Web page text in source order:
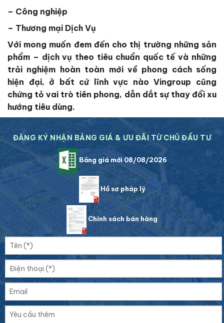
– Công nghiệp
– Thương mại Dịch Vụ
Với mong muốn đem đến cho thị trường những sản
phẩm – dịch vụ theo tiêu chuẩn quốc tế và những
trải nghiệm hoàn toàn mới về phong cách sống
hiện đại, ở bất cứ lĩnh vực nào Vingroup cũng
chứng tỏ vai trò tiên phong, dẫn dắt sự thay đổi xu
hướng tiêu dùng.
ĐĂNG KÝ NHẬN BẢNG GIÁ & ƯU ĐÃI TỪ CHỦ ĐẦU TƯ
Bảng giá mới 08/08/2026
Hồ sơ pháp lý
Chính sách bán hàng